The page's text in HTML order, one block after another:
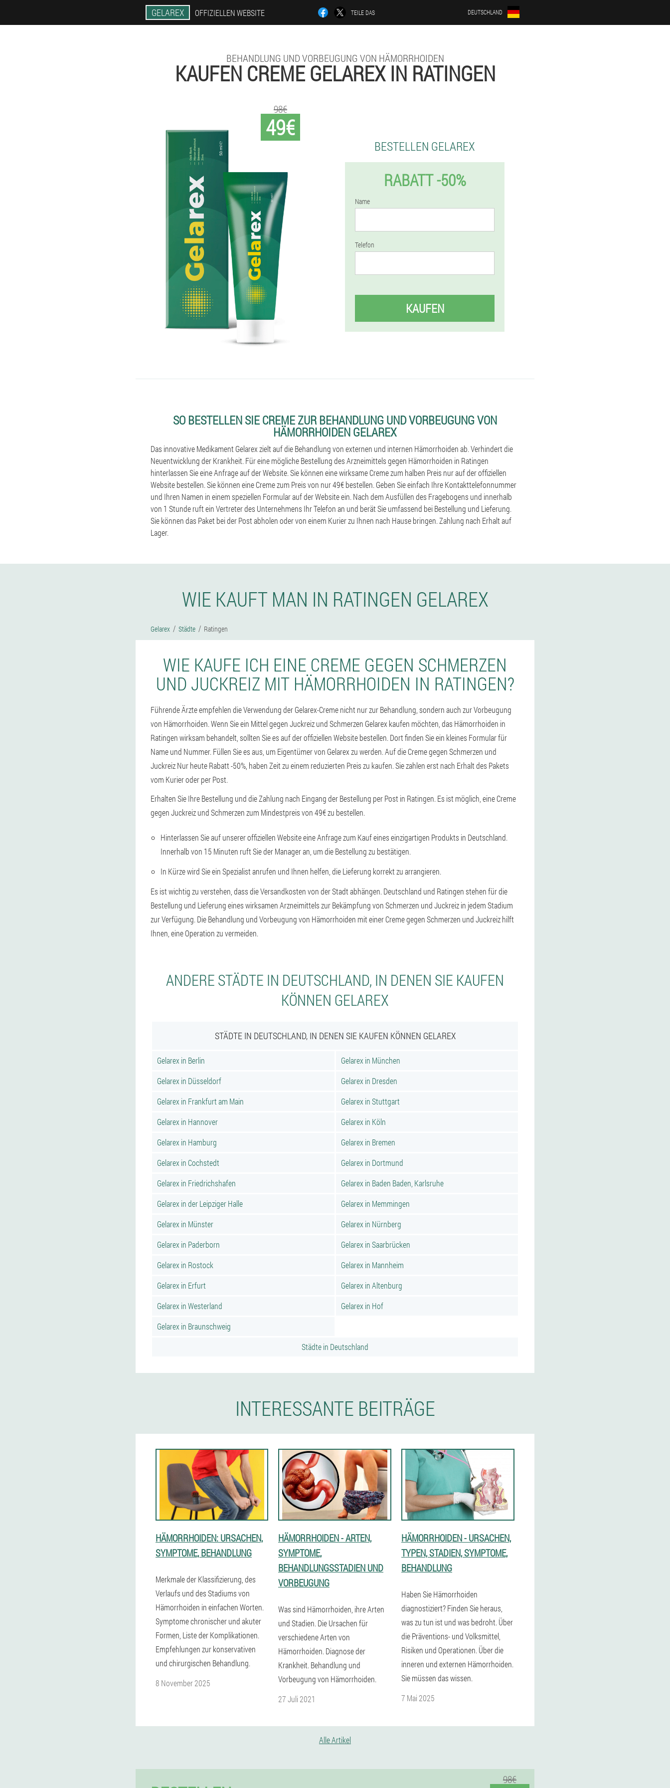
GELAREX OFFIZIELLEN WEBSITE TEILE DAS DEUTSCHLAND
BEHANDLUNG UND VORBEUGUNG VON HÄMORRHOIDEN
KAUFEN CREME GELAREX IN RATINGEN
49€
98€
BESTELLEN GELAREX
RABATT -50%
Name
Telefon
KAUFEN
SO BESTELLEN SIE CREME ZUR BEHANDLUNG UND VORBEUGUNG VON
HÄMORRHOIDEN GELAREX
Das innovative Medikament Gelarex zielt auf die Behandlung von externen und internen Hämorrhoiden ab. Verhindert die
Neuentwicklung der Krankheit. Für eine mögliche Bestellung des Arzneimittels gegen Hämorrhoiden in Ratingen
hinterlassen Sie eine Anfrage auf der Website. Sie können eine wirksame Creme zum halben Preis nur auf der offiziellen
Website bestellen. Sie können eine Creme zum Preis von nur 49€ bestellen. Geben Sie einfach Ihre Kontakttelefonnummer
und Ihren Namen in einem speziellen Formular auf der Website ein. Nach dem Ausfüllen des Fragebogens und innerhalb
von 1 Stunde ruft ein Vertreter des Unternehmens Ihr Telefon an und berät Sie umfassend bei Bestellung und Lieferung.
Sie können das Paket bei der Post abholen oder von einem Kurier zu Ihnen nach Hause bringen. Zahlung nach Erhalt auf
Lager.
WIE KAUFT MAN IN RATINGEN GELAREX
Gelarex Städte Ratingen
WIE KAUFE ICH EINE CREME GEGEN SCHMERZEN
UND JUCKREIZ MIT HÄMORRHOIDEN IN RATINGEN?
Führende Ärzte empfehlen die Verwendung der Gelarex-Creme nicht nur zur Behandlung, sondern auch zur Vorbeugung
von Hämorrhoiden. Wenn Sie ein Mittel gegen Juckreiz und Schmerzen Gelarex kaufen möchten, das Hämorrhoiden in
Ratingen wirksam behandelt, sollten Sie es auf der offiziellen Website bestellen. Dort finden Sie ein kleines Formular für
Name und Nummer. Füllen Sie es aus, um Eigentümer von Gelarex zu werden. Auf die Creme gegen Schmerzen und
Juckreiz Nur heute Rabatt -50%, haben Zeit zu einem reduzierten Preis zu kaufen. Sie zahlen erst nach Erhalt des Pakets
vom Kurier oder per Post.
Erhalten Sie Ihre Bestellung und die Zahlung nach Eingang der Bestellung per Post in Ratingen. Es ist möglich, eine Creme
gegen Juckreiz und Schmerzen zum Mindestpreis von 49€ zu bestellen.
Hinterlassen Sie auf unserer offiziellen Website eine Anfrage zum Kauf eines einzigartigen Produkts in Deutschland.
Innerhalb von 15 Minuten ruft Sie der Manager an, um die Bestellung zu bestätigen.
In Kürze wird Sie ein Spezialist anrufen und Ihnen helfen, die Lieferung korrekt zu arrangieren.
Es ist wichtig zu verstehen, dass die Versandkosten von der Stadt abhängen. Deutschland und Ratingen stehen für die
Bestellung und Lieferung eines wirksamen Arzneimittels zur Bekämpfung von Schmerzen und Juckreiz in jedem Stadium
zur Verfügung. Die Behandlung und Vorbeugung von Hämorrhoiden mit einer Creme gegen Schmerzen und Juckreiz hilft
Ihnen, eine Operation zu vermeiden.
ANDERE STÄDTE IN DEUTSCHLAND, IN DENEN SIE KAUFEN
KÖNNEN GELAREX
STÄDTE IN DEUTSCHLAND, IN DENEN SIE KAUFEN KÖNNEN GELAREX
Gelarex in Berlin
Gelarex in München
Gelarex in Düsseldorf
Gelarex in Dresden
Gelarex in Frankfurt am Main
Gelarex in Stuttgart
Gelarex in Hannover
Gelarex in Köln
Gelarex in Hamburg
Gelarex in Bremen
Gelarex in Cochstedt
Gelarex in Dortmund
Gelarex in Friedrichshafen
Gelarex in Baden Baden, Karlsruhe
Gelarex in der Leipziger Halle
Gelarex in Memmingen
Gelarex in Münster
Gelarex in Nürnberg
Gelarex in Paderborn
Gelarex in Saarbrücken
Gelarex in Rostock
Gelarex in Mannheim
Gelarex in Erfurt
Gelarex in Altenburg
Gelarex in Westerland
Gelarex in Hof
Gelarex in Braunschweig
Städte in Deutschland
INTERESSANTE BEITRÄGE
HÄMORRHOIDEN: URSACHEN,
SYMPTOME, BEHANDLUNG
Merkmale der Klassifizierung, des
Verlaufs und des Stadiums von
Hämorrhoiden in einfachen Worten.
Symptome chronischer und akuter
Formen, Liste der Komplikationen.
Empfehlungen zur konservativen
und chirurgischen Behandlung.
8 November 2025
HÄMORRHOIDEN - ARTEN,
SYMPTOME,
BEHANDLUNGSSTADIEN UND
VORBEUGUNG
Was sind Hämorrhoiden, ihre Arten
und Stadien. Die Ursachen für
verschiedene Arten von
Hämorrhoiden. Diagnose der
Krankheit. Behandlung und
Vorbeugung von Hämorrhoiden.
27 Juli 2021
HÄMORRHOIDEN - URSACHEN,
TYPEN, STADIEN, SYMPTOME,
BEHANDLUNG
Haben Sie Hämorrhoiden
diagnostiziert? Finden Sie heraus,
was zu tun ist und was bedroht. Über
die Präventions- und Volksmittel,
Risiken und Operationen. Über die
inneren und externen Hämorrhoiden.
Sie müssen das wissen.
7 Mai 2025
Alle Artikel
98€